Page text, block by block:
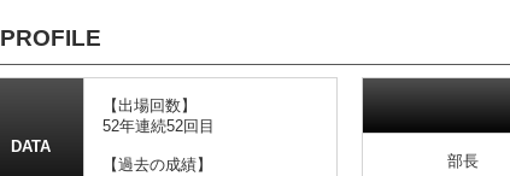
PROFILE
DATA
【出場回数】
52年連続52回目
【過去の成績】
部長